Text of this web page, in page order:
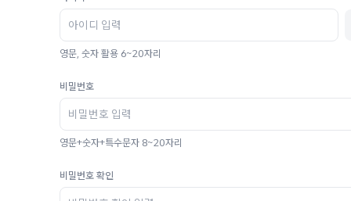
영문, 숫자 활용 6~20자리
비밀번호
영문+숫자+특수문자 8~20자리
비밀번호 확인